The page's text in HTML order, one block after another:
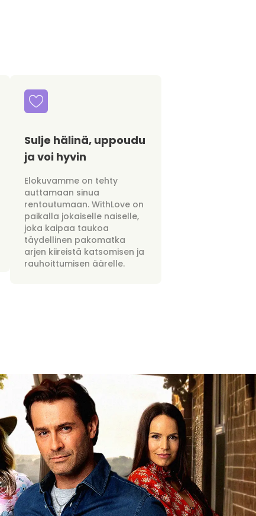
Sulje hälinä, uppoudu
ja voi hyvin
Elokuvamme on tehty
auttamaan sinua
rentoutumaan. WithLove on
paikalla jokaiselle naiselle,
joka kaipaa taukoa
täydellinen pakomatka
arjen kiireistä katsomisen ja
rauhoittumisen äärelle.